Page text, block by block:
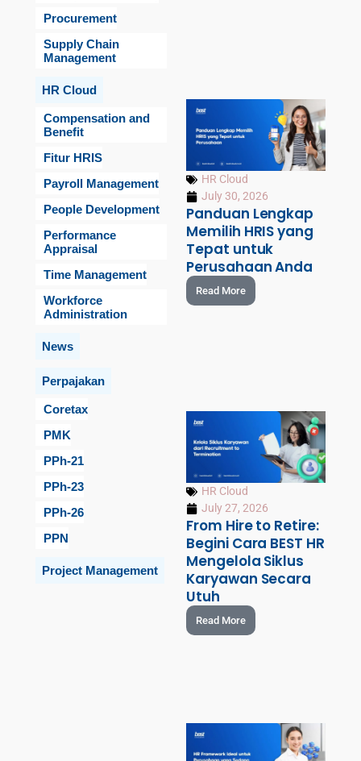
Procurement
Supply Chain
Management
HR Cloud
Compensation and
Benefit
Fitur HRIS
Payroll Management
People Development
Performance
Appraisal
Time Management
Workforce
Administration
News
Perpajakan
Coretax
PMK
PPh-21
PPh-23
PPh-26
PPN
Project Management
HR Cloud
July 30, 2026
Panduan Lengkap
Memilih HRIS yang
Tepat untuk
Perusahaan Anda
Read More
HR Cloud
July 27, 2026
From Hire to Retire:
Begini Cara BEST HR
Mengelola Siklus
Karyawan Secara
Utuh
Read More